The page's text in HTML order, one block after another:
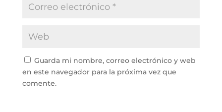
Guarda mi nombre, correo electrónico y web
en este navegador para la próxima vez que
comente.